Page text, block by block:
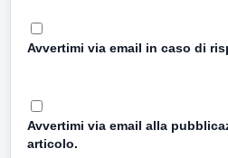
Avvertimi via email in caso di
Avvertimi via email alla
articolo.